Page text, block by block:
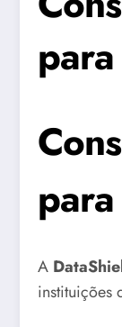
A
instituições